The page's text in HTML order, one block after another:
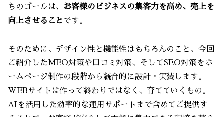
ちのゴールは、
お客様のビジネスの集客力を高め、売上を
向上させることです。
そのために、デザイン性と機能性はもちろんのこと、今回
ご紹介したMEO対策や口コミ対策、そしてSEO対策をホ
ームページ制作の段階から統合的に設計・実装します。
WEBサイトは作って終わりではなく、育てていくもの。
AIを活用した効率的な運用サポートまで含めてご提供す